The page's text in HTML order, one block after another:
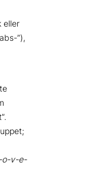
eller
”),
o-v-e-